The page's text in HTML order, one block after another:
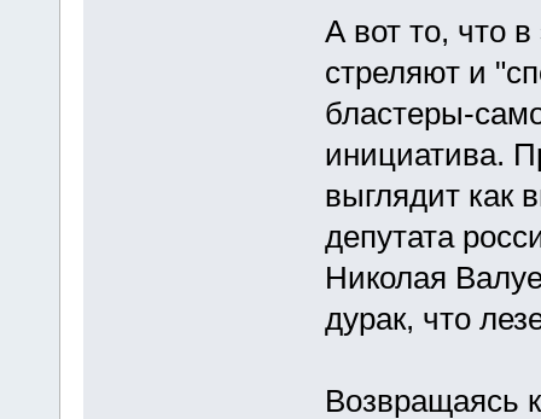
А вот то, что
стреляют и
бластеры-
инициатива.
выглядит как
депутата
Николая
дурак, что
Возвращаясь